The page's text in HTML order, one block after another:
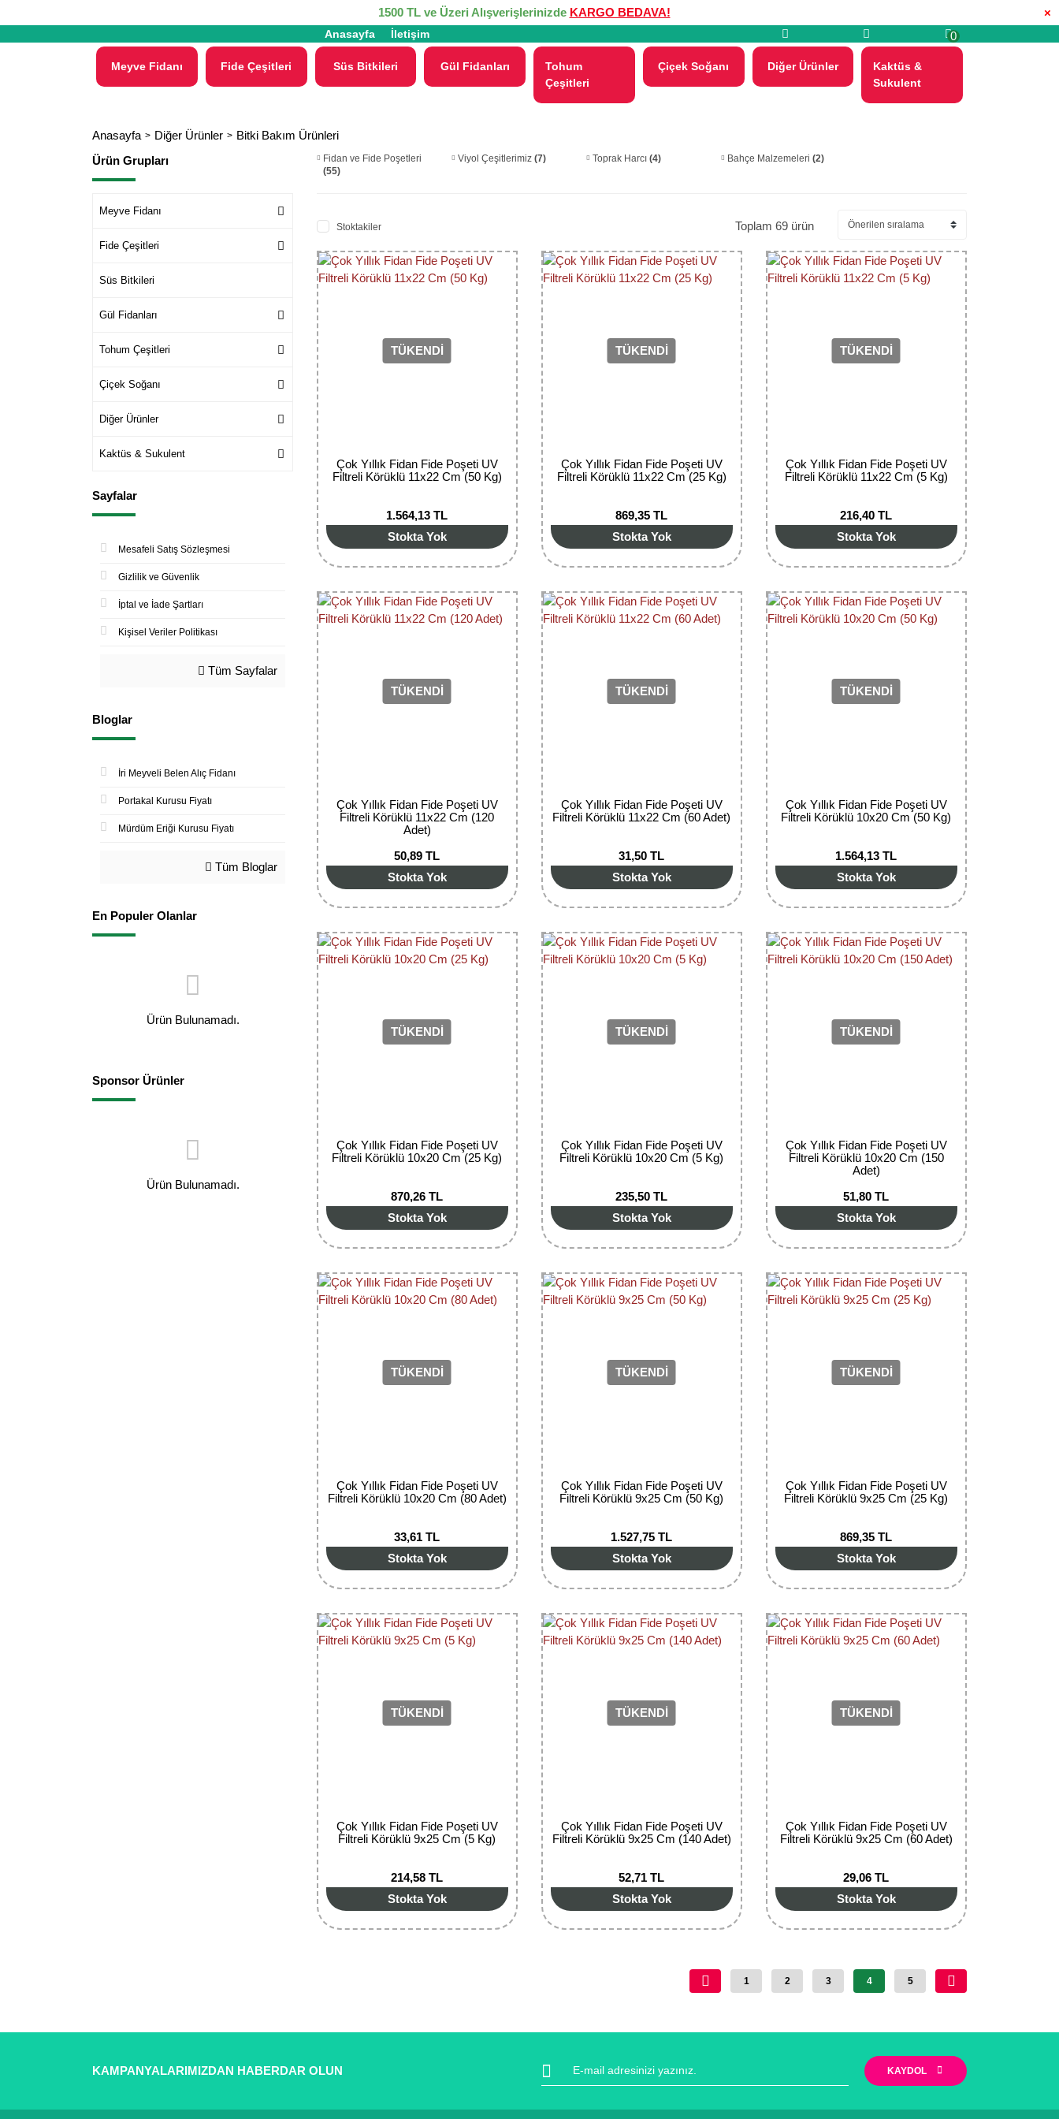
×
1500 TL ve Üzeri Alışverişlerinizde KARGO BEDAVA!
Anasayfa İletişim 0
Meyve Fidanı Fide Çeşitleri Süs Bitkileri Gül Fidanları
Tohum
Çeşitleri
Çiçek Soğanı Diğer Ürünler
Kaktüs &
Sukulent
Anasayfa Diğer Ürünler
Bitki Bakım Ürünleri
Ürün Grupları
Meyve Fidanı
Fide Çeşitleri
Süs Bitkileri
Gül Fidanları
Tohum Çeşitleri
Çiçek Soğanı
Diğer Ürünler
Kaktüs & Sukulent
Sayfalar
Mesafeli Satış Sözleşmesi
Gizlilik ve Güvenlik
İptal ve İade Şartları
Kişisel Veriler Politikası
Tüm Sayfalar
Bloglar
İri Meyveli Belen Alıç Fidanı
Portakal Kurusu Fiyatı
Mürdüm Eriği Kurusu Fiyatı
Tüm Bloglar
En Populer Olanlar
Ürün Bulunamadı.
Sponsor Ürünler
Ürün Bulunamadı.
Fidan ve Fide Poşetleri
(55)
Viyol Çeşitlerimiz (7) Toprak Harcı (4) Bahçe Malzemeleri (2)
Stoktakiler Toplam 69 ürün
TÜKENDİ
Çok Yıllık Fidan Fide Poşeti UV
Filtreli Körüklü 11x22 Cm (50 Kg)
1.564,13 TL
Stokta Yok
TÜKENDİ
Çok Yıllık Fidan Fide Poşeti UV
Filtreli Körüklü 11x22 Cm (25 Kg)
869,35 TL
Stokta Yok
TÜKENDİ
Çok Yıllık Fidan Fide Poşeti UV
Filtreli Körüklü 11x22 Cm (5 Kg)
216,40 TL
Stokta Yok
TÜKENDİ
Çok Yıllık Fidan Fide Poşeti UV
Filtreli Körüklü 11x22 Cm (120
Adet)
50,89 TL
Stokta Yok
TÜKENDİ
Çok Yıllık Fidan Fide Poşeti UV
Filtreli Körüklü 11x22 Cm (60 Adet)
31,50 TL
Stokta Yok
TÜKENDİ
Çok Yıllık Fidan Fide Poşeti UV
Filtreli Körüklü 10x20 Cm (50 Kg)
1.564,13 TL
Stokta Yok
TÜKENDİ
Çok Yıllık Fidan Fide Poşeti UV
Filtreli Körüklü 10x20 Cm (25 Kg)
870,26 TL
Stokta Yok
TÜKENDİ
Çok Yıllık Fidan Fide Poşeti UV
Filtreli Körüklü 10x20 Cm (5 Kg)
235,50 TL
Stokta Yok
TÜKENDİ
Çok Yıllık Fidan Fide Poşeti UV
Filtreli Körüklü 10x20 Cm (150
Adet)
51,80 TL
Stokta Yok
TÜKENDİ
Çok Yıllık Fidan Fide Poşeti UV
Filtreli Körüklü 10x20 Cm (80 Adet)
33,61 TL
Stokta Yok
TÜKENDİ
Çok Yıllık Fidan Fide Poşeti UV
Filtreli Körüklü 9x25 Cm (50 Kg)
1.527,75 TL
Stokta Yok
TÜKENDİ
Çok Yıllık Fidan Fide Poşeti UV
Filtreli Körüklü 9x25 Cm (25 Kg)
869,35 TL
Stokta Yok
TÜKENDİ
Çok Yıllık Fidan Fide Poşeti UV
Filtreli Körüklü 9x25 Cm (5 Kg)
214,58 TL
Stokta Yok
TÜKENDİ
Çok Yıllık Fidan Fide Poşeti UV
Filtreli Körüklü 9x25 Cm (140 Adet)
52,71 TL
Stokta Yok
TÜKENDİ
Çok Yıllık Fidan Fide Poşeti UV
Filtreli Körüklü 9x25 Cm (60 Adet)
29,06 TL
Stokta Yok
1 2 3 4 5
KAMPANYALARIMIZDAN HABERDAR OLUN KAYDOL